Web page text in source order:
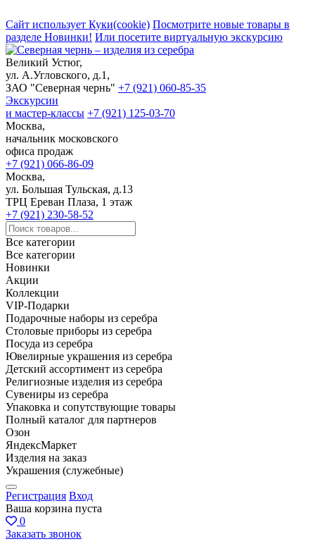
Сайт использует Куки(cookie) Посмотрите новые товары в
разделе Новинки! Или посетите виртуальную экскурсию
Великий Устюг,
ул. А.Угловского, д.1,
ЗАО "Северная чернь" +7 (921) 060-85-35
Экскурсии
и мастер-классы +7 (921) 125-03-70
Москва,
начальник московского
офиса продаж
+7 (921) 066-86-09
Москва,
ул. Большая Тульская, д.13
ТРЦ Ереван Плаза, 1 этаж
+7 (921) 230-58-52
Все категории
Все категории
Новинки
Акции
Коллекции
VIP-Подарки
Подарочные наборы из серебра
Столовые приборы из серебра
Посуда из серебра
Ювелирные украшения из серебра
Детский ассортимент из серебра
Религиозные изделия из серебра
Сувениры из серебра
Упаковка и сопутствующие товары
Полный каталог для партнеров
Озон
ЯндексМаркет
Изделия на заказ
Украшения (служебные)
Регистрация Вход
Ваша корзина пуста
0
Заказать звонок